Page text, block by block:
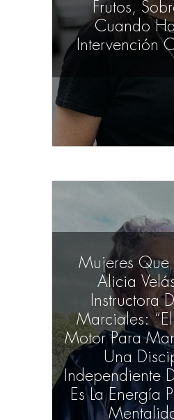
Frutos,
Cuando
Intervención
Mujeres Que
Alicia
Instructora
Marciales:
Motor Para
Una
Independiente
Es La Energía